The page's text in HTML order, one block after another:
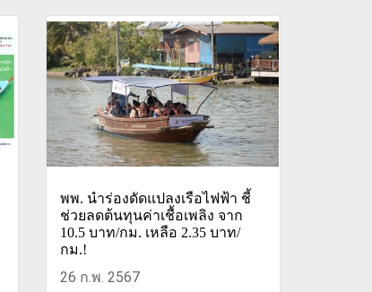
พพ. นำร่องดัดแปลงเรือไฟฟ้า ชี้
ช่วยลดต้นทุนค่าเชื้อเพลิง จาก
10.5 บาท/กม. เหลือ 2.35 บาท/
กม.!
26 ก.พ. 2567